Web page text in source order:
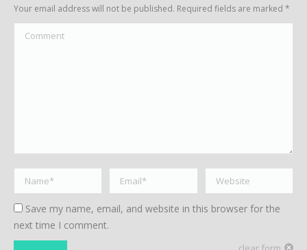
Your email address will not be published. Required fields are marked *
Comment
Name * Email * Website
Save my name, email, and website in this browser for the
next time I comment.